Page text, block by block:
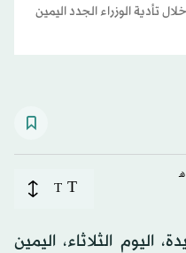
تأدية الوزراء الجدد اليمين
T
T
اليوم الثلاثاء، اليمين